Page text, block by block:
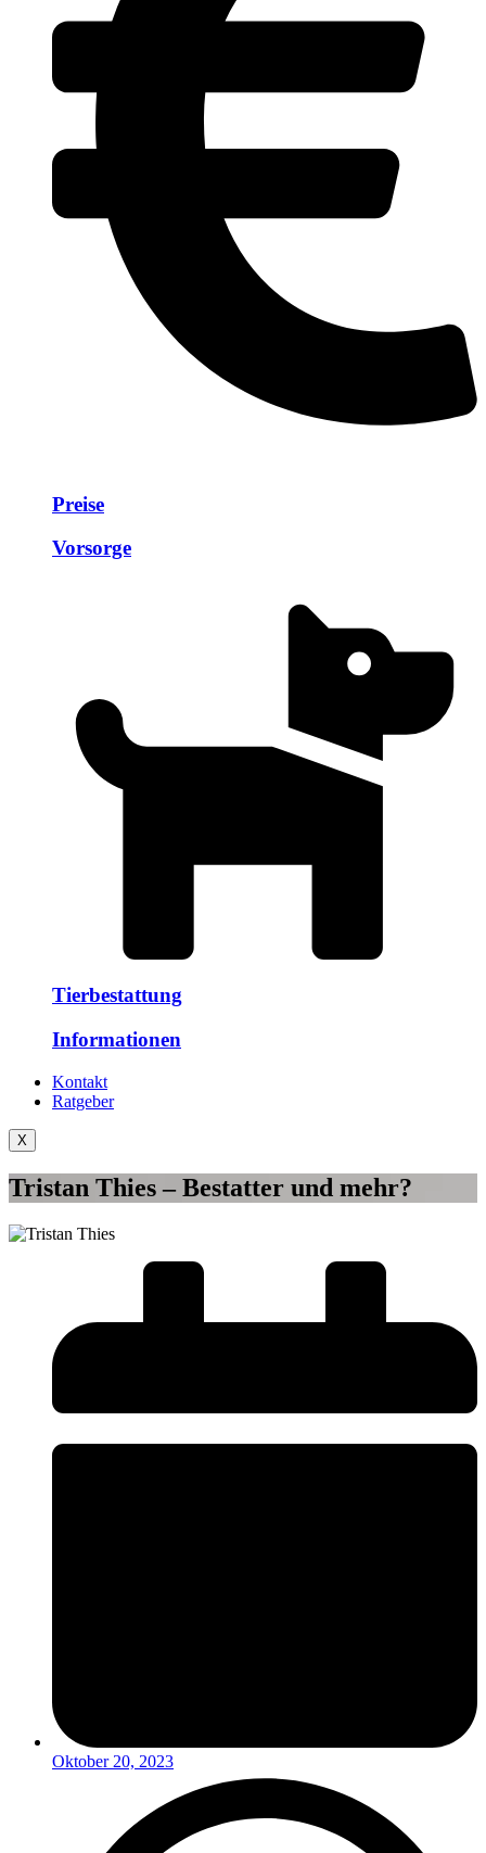
Preise
Vorsorge
Tierbestattung
Informationen
Kontakt
Ratgeber
X
Tristan Thies – Bestatter und mehr?
Oktober 20, 2023